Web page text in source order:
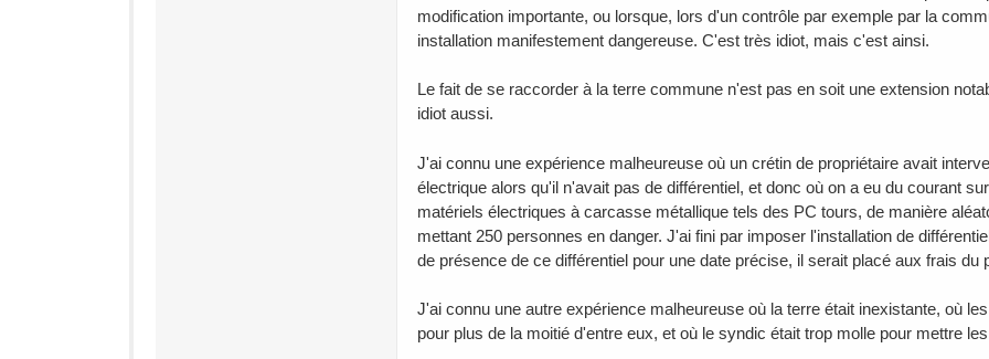
modification importante, ou lorsque, lors d'un contrôle par exemple par la
installation manifestement dangereuse. C'est très idiot, mais c'est ainsi.
Le fait de se raccorder à la terre commune n'est pas en soit une extension
idiot aussi.
J'ai connu une expérience malheureuse où un crétin de propriétaire avait
électrique alors qu'il n'avait pas de différentiel, et donc où on a eu du courant
matériels électriques à carcasse métallique tels des PC tours, de manière
mettant 250 personnes en danger. J'ai fini par imposer l'installation de
de présence de ce différentiel pour une date précise, il serait placé aux frais du
J'ai connu une autre expérience malheureuse où la terre était inexistante, où
pour plus de la moitié d'entre eux, et où le syndic était trop molle pour mettre